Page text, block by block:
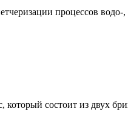
процессов
состоит из двух